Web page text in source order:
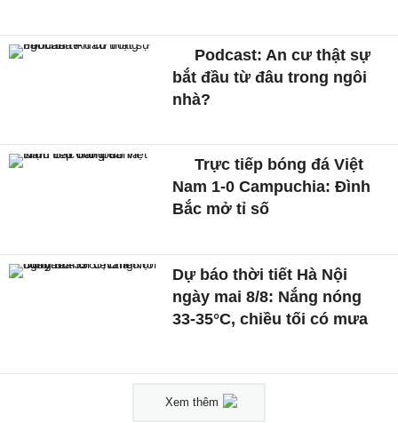
Podcast: An cư thật sự
bắt đầu từ đâu trong ngôi
nhà?
Trực tiếp bóng đá Việt
Nam 1-0 Campuchia: Đình
Bắc mở tỉ số
Dự báo thời tiết Hà Nội
ngày mai 8/8: Nắng nóng
33-35°C, chiều tối có mưa
Xem thêm